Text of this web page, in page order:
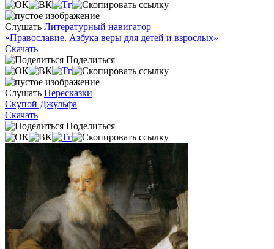
Слушать Литературный навигатор
«Православие. Азбука веры для детей и взрослых»
Скачать
Поделиться
Слушать Пересказки
Скупой Джульфа
Скачать
Поделиться